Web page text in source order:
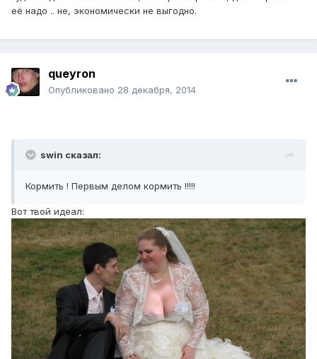
её надо .. не, экономически не выгодно.
queyron
Опубликовано 28 декабря, 2014
swin сказал:
Кормить ! Первым делом кормить !!!!!
Вот твой идеал: